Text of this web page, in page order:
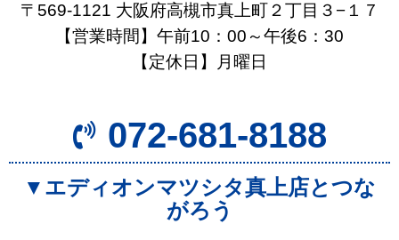
〒569-1121 大阪府高槻市真上町２丁目３−１７
【営業時間】午前10：00～午後6：30
【定休日】月曜日
072-681-8188
▼エディオンマツシタ真上店とつな
がろう